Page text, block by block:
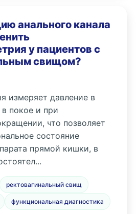
анального канала
у пациентов с
свищом?
измеряет давление в
покое и при
что позволяет
состояние
прямой кишки, в
ректовагинальный свищ
функциональная диагностика